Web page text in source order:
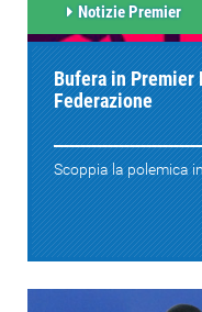
Notizie Premier
Bufera in Premier
Federazione
Scoppia la polemica